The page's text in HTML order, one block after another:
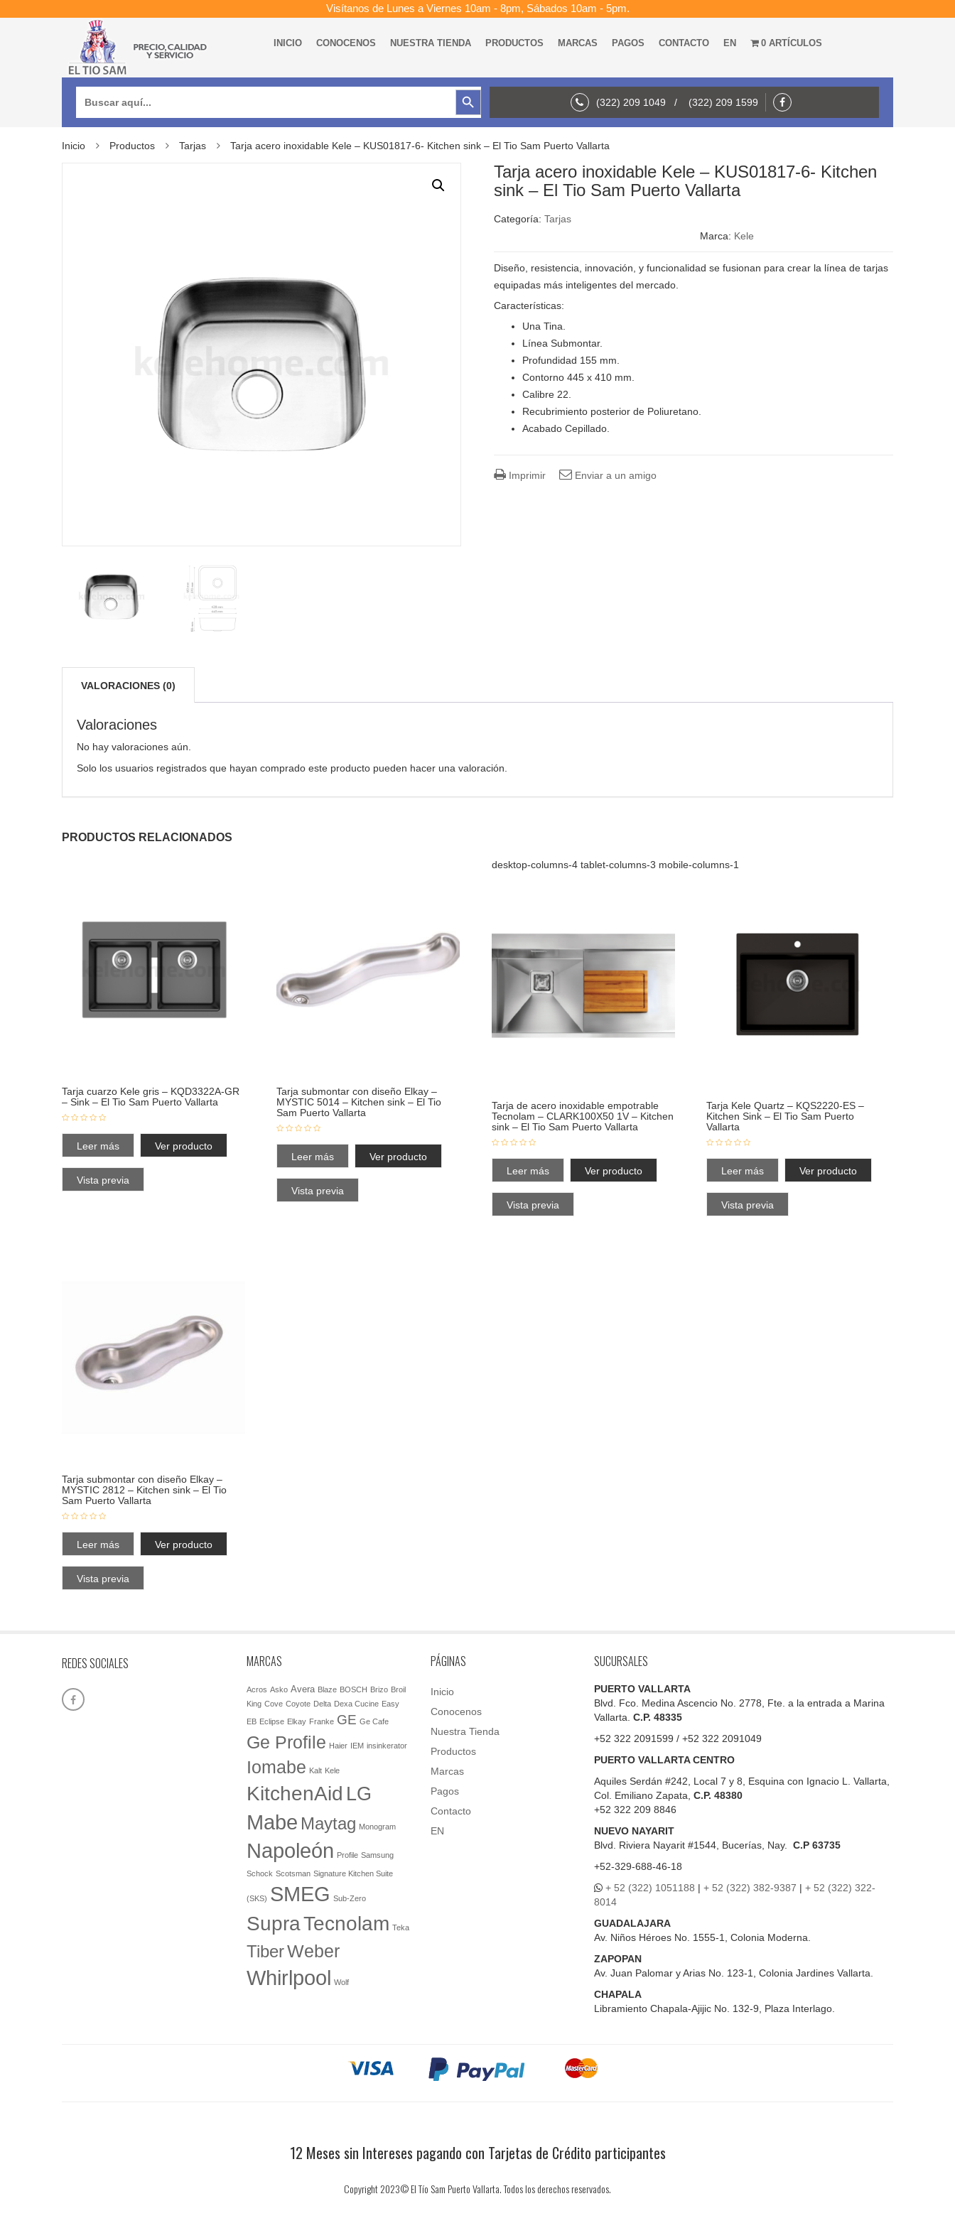
Visítanos de Lunes a Viernes 10am - 8pm, Sábados 10am - 5pm.
INICIO CONOCENOS NUESTRA TIENDA PRODUCTOS MARCAS PAGOS CONTACTO EN 0 ARTÍCULOS
Botón de búsqueda
(322) 209 1049 / (322) 209 1599
Inicio Productos Tarjas Tarja acero inoxidable Kele – KUS01817-6- Kitchen sink – El Tio Sam Puerto Vallarta
Tarja acero inoxidable Kele – KUS01817-6- Kitchen
sink – El Tio Sam Puerto Vallarta
Categoría:Tarjas
Marca: Kele
Diseño, resistencia, innovación, y funcionalidad se fusionan para crear la línea de tarjas
equipadas más inteligentes del mercado.
Características:
Una Tina.
Línea Submontar.
Profundidad 155 mm.
Contorno 445 x 410 mm.
Calibre 22.
Recubrimiento posterior de Poliuretano.
Acabado Cepillado.
Imprimir Enviar a un amigo
VALORACIONES (0)
Valoraciones
No hay valoraciones aún.
Solo los usuarios registrados que hayan comprado este producto pueden hacer una valoración.
PRODUCTOS RELACIONADOS
desktop-columns-4 tablet-columns-3 mobile-columns-1
Tarja cuarzo Kele gris – KQD3322A-GR
– Sink – El Tio Sam Puerto Vallarta
Leer más Ver producto
Vista previa
Tarja submontar con diseño Elkay –
MYSTIC 5014 – Kitchen sink – El Tio
Sam Puerto Vallarta
Leer más Ver producto
Vista previa
Tarja de acero inoxidable empotrable
Tecnolam – CLARK100X50 1V – Kitchen
sink – El Tio Sam Puerto Vallarta
Leer más Ver producto
Vista previa
Tarja Kele Quartz – KQS2220-ES –
Kitchen Sink – El Tio Sam Puerto
Vallarta
Leer más Ver producto
Vista previa
Tarja submontar con diseño Elkay –
MYSTIC 2812 – Kitchen sink – El Tio
Sam Puerto Vallarta
Leer más Ver producto
Vista previa
REDES SOCIALES MARCAS
Acros Asko Avera Blaze BOSCH Brizo Broil
King Cove Coyote Delta Dexa Cucine Easy
EB Eclipse Elkay Franke GE Ge Cafe
Ge Profile Haier IEM insinkerator
Iomabe Kalt Kele
KitchenAid LG
Mabe Maytag Monogram
Napoleón Profile Samsung
Schock Scotsman Signature Kitchen Suite
(SKS) SMEG Sub-Zero
SupraTecnolam Teka
TiberWeber
Whirlpool Wolf
PÁGINAS
Inicio
Conocenos
Nuestra Tienda
Productos
Marcas
Pagos
Contacto
EN
SUCURSALES
PUERTO VALLARTA
Blvd. Fco. Medina Ascencio No. 2778, Fte. a la entrada a Marina
Vallarta. C.P. 48335
+52 322 2091599 / +52 322 2091049
PUERTO VALLARTA CENTRO
Aquiles Serdán #242, Local 7 y 8, Esquina con Ignacio L. Vallarta,
Col. Emiliano Zapata, C.P. 48380
+52 322 209 8846
NUEVO NAYARIT
Blvd. Riviera Nayarit #1544, Bucerías, Nay. C.P 63735
+52-329-688-46-18
+ 52 (322) 1051188 | + 52 (322) 382-9387 | + 52 (322) 322-
8014
GUADALAJARA
Av. Niños Héroes No. 1555-1, Colonia Moderna.
ZAPOPAN
Av. Juan Palomar y Arias No. 123-1, Colonia Jardines Vallarta.
CHAPALA
Libramiento Chapala-Ajijic No. 132-9, Plaza Interlago.
12 Meses sin Intereses pagando con Tarjetas de Crédito participantes
Copyright 2023© El Tío Sam Puerto Vallarta. Todos los derechos reservados.